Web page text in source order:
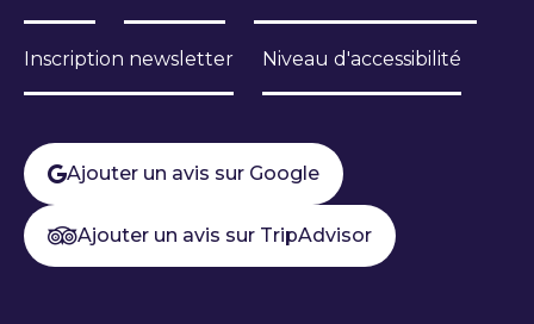
Inscription newsletter Niveau d'accessibilité
Ajouter un avis sur Google
Ajouter un avis sur TripAdvisor